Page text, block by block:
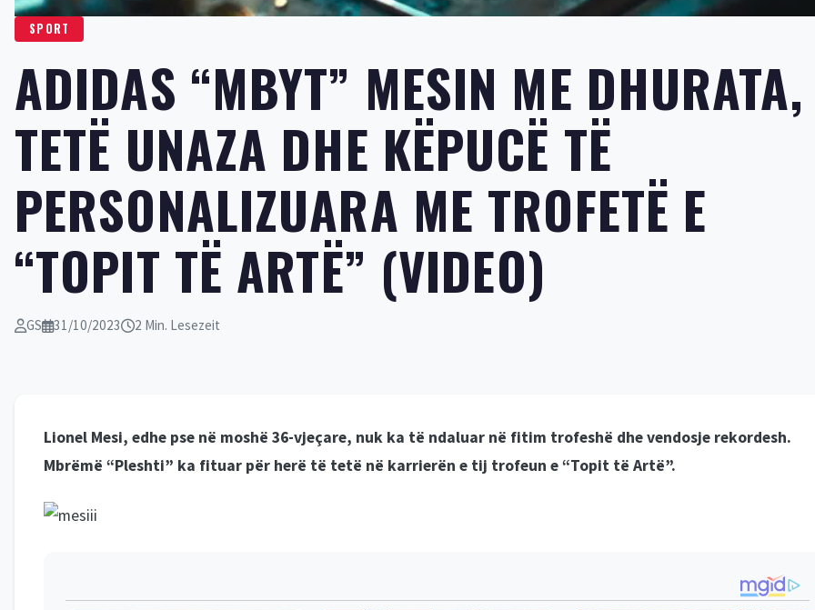
SPORT
ADIDAS “MBYT” MESIN ME DHURATA,
TETË UNAZA DHE KËPUCË TË
PERSONALIZUARA ME TROFETË E
“TOPIT TË ARTË” (VIDEO)
GS 31/10/2023 2 Min. Lesezeit
Lionel Mesi, edhe pse në moshë 36-vjeçare, nuk ka të ndaluar në fitim trofeshë dhe vendosje rekordesh.
Mbrëmë “Pleshti” ka fituar për herë të tetë në karrierën e tij trofeun e “Topit të Artë”.